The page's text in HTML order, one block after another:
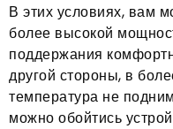
В этих условиях, вам
более высокой
поддержания
другой стороны, в
температура не
можно обойтись